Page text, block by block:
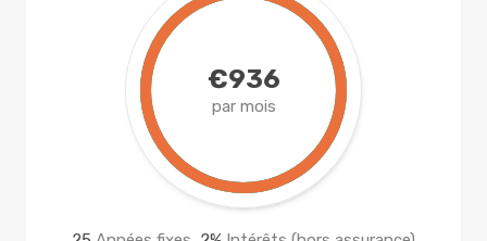
€936
par mois